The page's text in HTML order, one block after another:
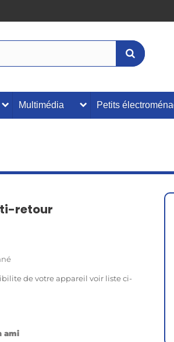
Multimédia Petits
retour
de votre appareil voir liste ci-
ami